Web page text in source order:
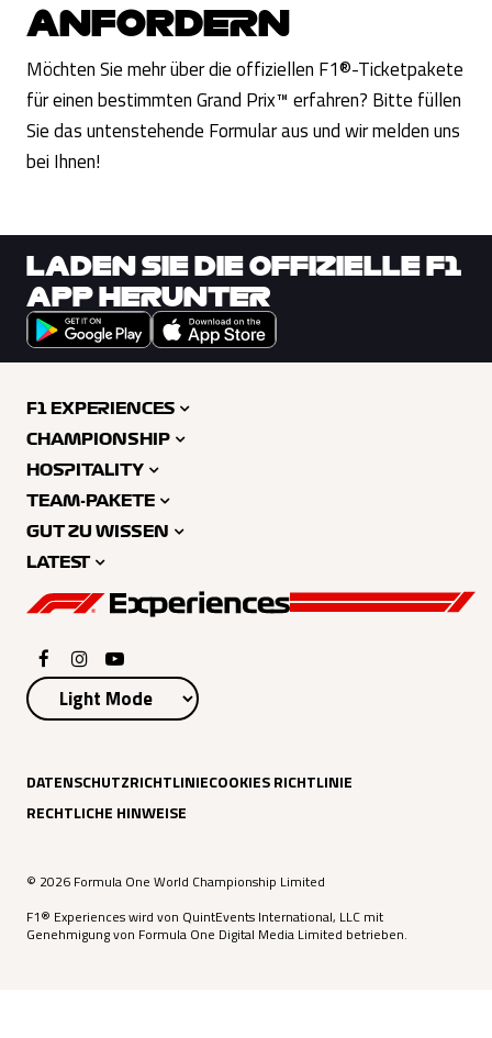
ANFORDERN
Möchten Sie mehr über die offiziellen F1®-Ticketpakete
für einen bestimmten Grand Prix™ erfahren? Bitte füllen
Sie das untenstehende Formular aus und wir melden uns
bei Ihnen!
LADEN SIE DIE OFFIZIELLE F1
APP HERUNTER
F1 EXPERIENCES
CHAMPIONSHIP
HOSPITALITY
TEAM-PAKETE
GUT ZU WISSEN
LATEST
DATENSCHUTZRICHTLINIECOOKIES RICHTLINIE
RECHTLICHE HINWEISE
© 2026 Formula One World Championship Limited
F1® Experiences wird von QuintEvents International, LLC mit
Genehmigung von Formula One Digital Media Limited betrieben.